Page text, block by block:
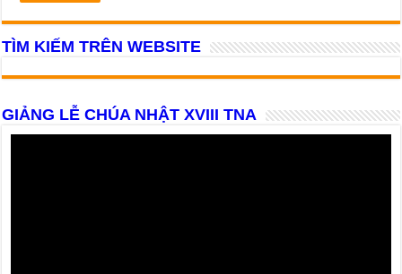
TÌM KIẾM TRÊN WEBSITE
GIẢNG LỄ CHÚA NHẬT XVIII TNA